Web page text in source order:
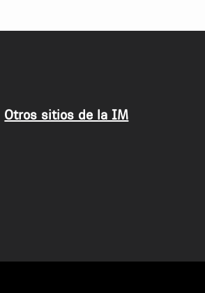
Otros sitios de la IM